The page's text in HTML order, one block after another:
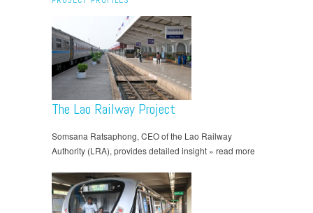
The Lao Railway Project
Somsana Ratsaphong, CEO of the Lao Railway
Authority (LRA), provides detailed insight » read more